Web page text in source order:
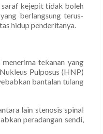
saraf kejepit tidak boleh
berlangsung terus-
hidup penderitanya.
tekanan yang
Pulposus (HNP)
bantalan tulang
lain stenosis spinal
peradangan sendi,